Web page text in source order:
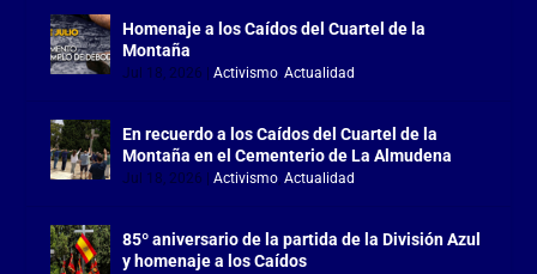
Homenaje a los Caídos del Cuartel de la
Montaña
Jul 18, 2026 |Activismo,Actualidad
En recuerdo a los Caídos del Cuartel de la
Montaña en el Cementerio de La Almudena
Jul 18, 2026 |Activismo,Actualidad
85º aniversario de la partida de la División Azul
y homenaje a los Caídos